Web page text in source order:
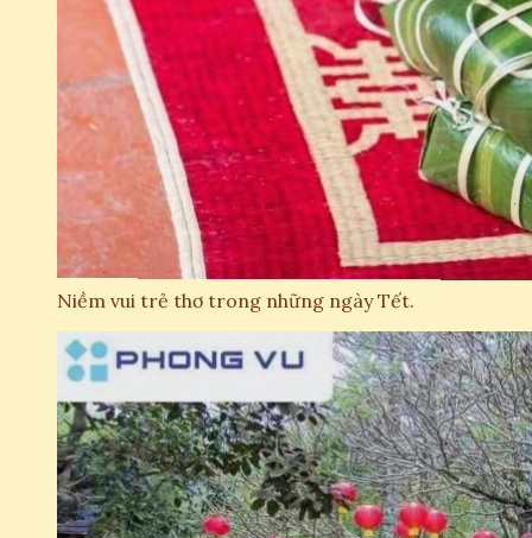
Niềm vui trẻ thơ trong những ngày Tết.